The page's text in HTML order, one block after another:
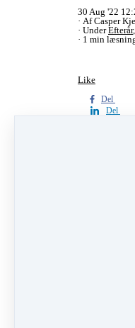
30 Aug '22
Af Casper
UnderEfterår,
1 min
Like
Del
Del